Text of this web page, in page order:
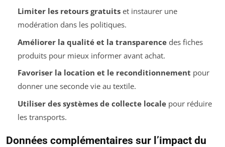
Limiter les retours gratuitset instaurer une
modération dans les politiques.
Améliorer la qualité et la transparencedes fiches
produits pour mieux informer avant achat.
Favoriser la location et le reconditionnement pour
donner une seconde vie au textile.
Utiliser des systèmes de collecte localepour réduire
les transports.
Données complémentaires sur l’impact du